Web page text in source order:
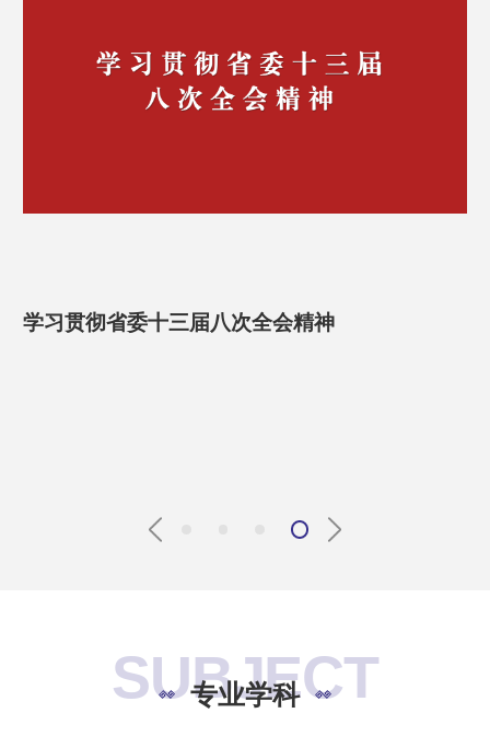
学习贯彻省委十三届八次全会精神
SUBJECT
专业学科